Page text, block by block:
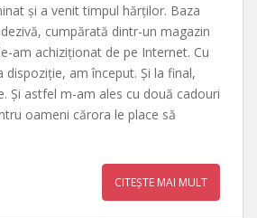
și a venit timpul hărților. Baza
cumpărată dintr-un magazin
am achiziționat de pe Internet. Cu
am început. Și la final,
Și astfel m-am ales cu două cadouri
oameni cărora le place să
CITEȘTE MAI MULT